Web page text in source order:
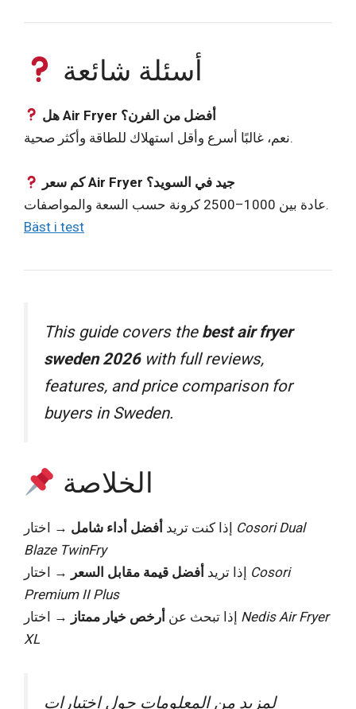
أسئلة شائعة
هل Air Fryer أفضل من الفرن؟
نعم، غالبًا أسرع وأقل استهلاك للطاقة وأكثر صحية.
كم سعر Air Fryer جيد في السويد؟
عادة بين 1000–2500 كرونة حسب السعة والمواصفات.
Bäst i test
This guide covers the best air fryer
sweden 2026with full reviews,
features, and price comparison for
buyers in Sweden.
الخلاصة
إذا كنت تريد أفضل أداء شامل
Cosori Dual
Blaze TwinFry
إذا تريد أفضل قيمة مقابل السعر
Cosori
Premium II Plus
إذا تبحث عن أرخص خيار ممتاز
Nedis Air Fryer
XL
لمزيد من المعلومات حول اختبارات